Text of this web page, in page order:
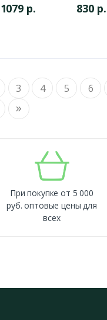
1079 р. 830 р.
3 4 5 6
»
При покупке от 5 000
руб. оптовые цены для
всех